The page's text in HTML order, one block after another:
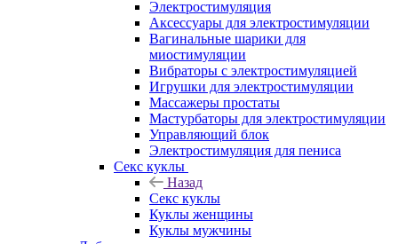
Электростимуляция
Аксессуары для электростимуляции
Вагинальные шарики для
миостимуляции
Вибраторы с электростимуляцией
Игрушки для электростимуляции
Массажеры простаты
Мастурбаторы для электростимуляции
Управляющий блок
Электростимуляция для пениса
Секс куклы
Назад
Секс куклы
Куклы женщины
Куклы мужчины